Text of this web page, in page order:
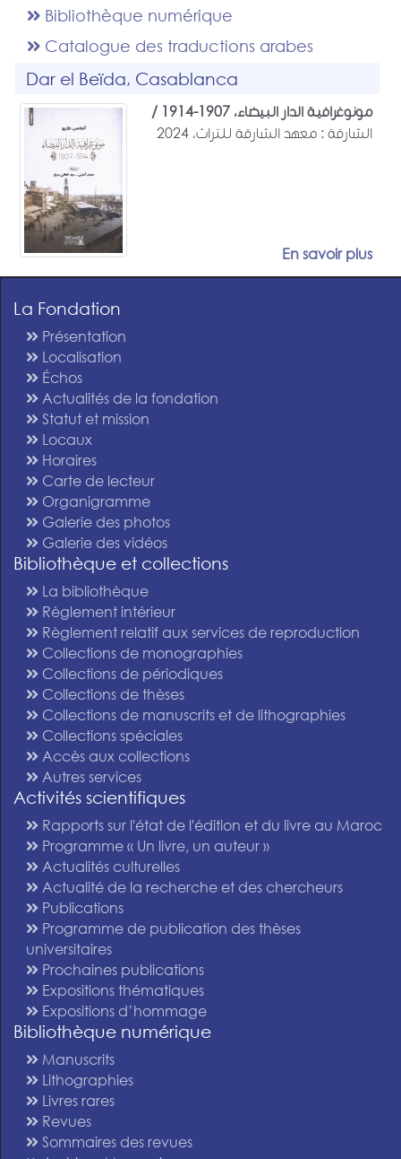
Bibliothèque numérique
Catalogue des traductions arabes
Dar el Beïda, Casablanca
مونوغرافية الدار البيضاء، 1907-1914 /
الشارقة : معهد الشارقة للتراث، 2024
En savoir plus
La Fondation
Présentation
Localisation
Échos
Actualités de la fondation
Statut et mission
Locaux
Horaires
Carte de lecteur
Organigramme
Galerie des photos
Galerie des vidéos
Bibliothèque et collections
La bibliothèque
Règlement intérieur
Règlement relatif aux services de reproduction
Collections de monographies
Collections de périodiques
Collections de thèses
Collections de manuscrits et de lithographies
Collections spéciales
Accès aux collections
Autres services
Activités scientifiques
Rapports sur l'état de l'édition et du livre au Maroc
Programme « Un livre, un auteur »
Actualités culturelles
Actualité de la recherche et des chercheurs
Publications
Programme de publication des thèses
universitaires
Prochaines publications
Expositions thématiques
Expositions d’hommage
Bibliothèque numérique
Manuscrits
Lithographies
Livres rares
Revues
Sommaires des revues